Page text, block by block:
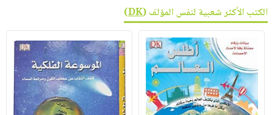
الكتب الأكثر شعبية لنفس المؤلف (DK
)